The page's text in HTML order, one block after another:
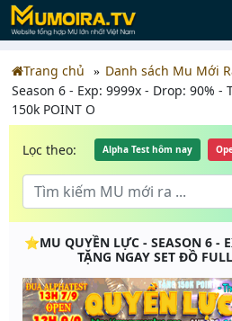
Trang chủ Danh sách Mu Mới
Season 6 - Exp: 9999x - Drop: 90% -
150k POINT O
Lọc theo: Alpha Test hôm nay
⭐️MU QUYỀN LỰC - SEASON 6 -
TẶNG NGAY SET ĐỒ